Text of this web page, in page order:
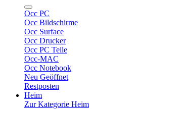
Occ PC
Occ Bildschirme
Occ Surface
Occ Drucker
Occ PC Teile
Occ-MAC
Occ Notebook
Neu Geöffnet
Restposten
Heim
Zur Kategorie Heim